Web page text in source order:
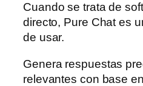
Cuando se trata de
directo, Pure Chat es
de usar.
Genera respuestas
relevantes con base